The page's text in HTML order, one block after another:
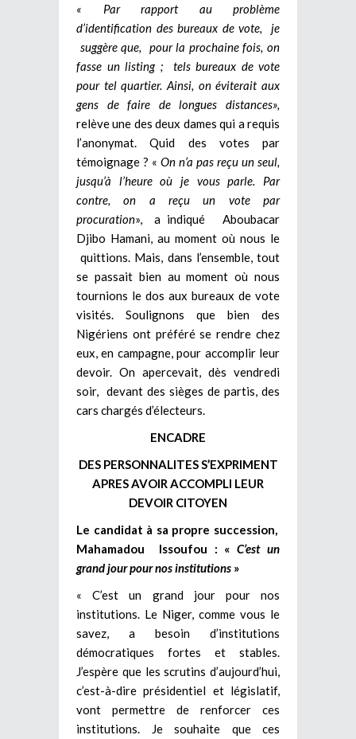
« Par rapport au problème
d’identification des bureaux de vote, je
suggère que, pour la prochaine fois, on
fasse un listing ; tels bureaux de vote
pour tel quartier. Ainsi, on éviterait aux
gens de faire de longues distances»,
relève une des deux dames qui a requis
l’anonymat. Quid des votes par
témoignage ? « On n’a pas reçu un seul,
jusqu’à l’heure où je vous parle. Par
contre, on a reçu un vote par
procuration», a indiqué Aboubacar
Djibo Hamani, au moment où nous le
quittions. Mais, dans l’ensemble, tout
se passait bien au moment où nous
tournions le dos aux bureaux de vote
visités. Soulignons que bien des
Nigériens ont préféré se rendre chez
eux, en campagne, pour accomplir leur
devoir. On apercevait, dès vendredi
soir, devant des sièges de partis, des
cars chargés d’électeurs.
ENCADRE
DES PERSONNALITES S’EXPRIMENT
APRES AVOIR ACCOMPLI LEUR
DEVOIR CITOYEN
Le candidat à sa propre succession,
Mahamadou Issoufou : «C’est un
grand jour pour nos institutions »
« C’est un grand jour pour nos
institutions. Le Niger, comme vous le
savez, a besoin d’institutions
démocratiques fortes et stables.
J’espère que les scrutins d’aujourd’hui,
c’est-à-dire présidentiel et législatif,
vont permettre de renforcer ces
institutions. Je souhaite que ces